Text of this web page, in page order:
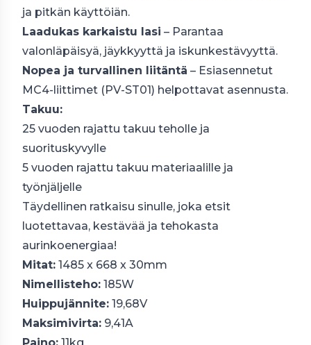
ja pitkän käyttöiän.
Laadukas karkaistu lasi – Parantaa
valonläpäisyä, jäykkyyttä ja iskunkestävyyttä.
Nopea ja turvallinen liitäntä – Esiasennetut
MC4-liittimet (PV-ST01) helpottavat asennusta.
Takuu:
25 vuoden rajattu takuu teholle ja
suorituskyvylle
5 vuoden rajattu takuu materiaalille ja
työnjäljelle
Täydellinen ratkaisu sinulle, joka etsit
luotettavaa, kestävää ja tehokasta
aurinkoenergiaa!
Mitat: 1485 x 668 x 30mm
Nimellisteho: 185W
Huippujännite: 19,68V
Maksimivirta: 9,41A